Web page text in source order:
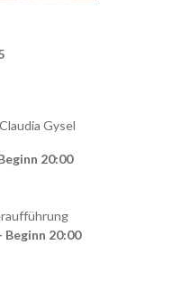
Gysel
20:00
Beginn 20:00